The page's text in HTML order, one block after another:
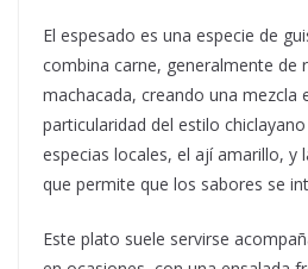
El espesado es una especie de
combina carne, generalmente de
machacada, creando una mezcla
particularidad del estilo
especias locales, el ají amarillo, y
que permite que los sabores se
Este plato suele servirse